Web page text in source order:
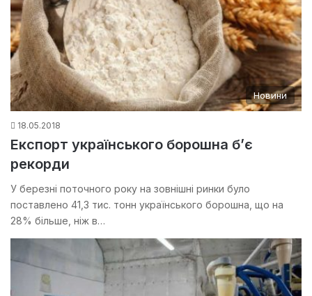
Новини
18.05.2018
Експорт українського борошна б’є
рекорди
У березні поточного року на зовнішні ринки було
поставлено 41,3 тис. тонн українського борошна, що на
28% більше, ніж в…